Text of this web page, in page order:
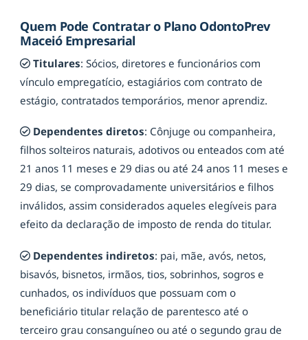
Quem Pode Contratar o Plano OdontoPrev
Maceió Empresarial
Titulares: Sócios, diretores e funcionários com
vínculo empregatício, estagiários com contrato de
estágio, contratados temporários, menor aprendiz.
Dependentes diretos: Cônjuge ou companheira,
filhos solteiros naturais, adotivos ou enteados com até
21 anos 11 meses e 29 dias ou até 24 anos 11 meses e
29 dias, se comprovadamente universitários e filhos
inválidos, assim considerados aqueles elegíveis para
efeito da declaração de imposto de renda do titular.
Dependentes indiretos: pai, mãe, avós, netos,
bisavós, bisnetos, irmãos, tios, sobrinhos, sogros e
cunhados, os indivíduos que possuam com o
beneficiário titular relação de parentesco até o
terceiro grau consanguíneo ou até o segundo grau de